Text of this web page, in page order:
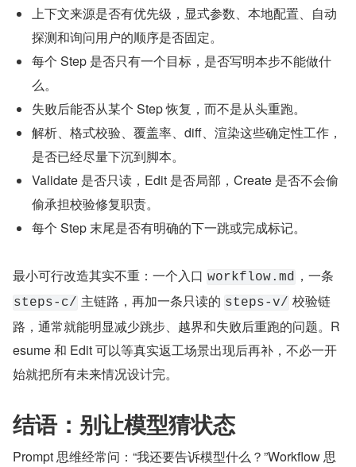
上下文来源是否有优先级，显式参数、本地配置、自动
探测和询问用户的顺序是否固定。
每个 Step 是否只有一个目标，是否写明本步不能做什
么。
失败后能否从某个 Step 恢复，而不是从头重跑。
解析、格式校验、覆盖率、diff、渲染这些确定性工作，
是否已经尽量下沉到脚本。
Validate 是否只读，Edit 是否局部，Create 是否不会偷
偷承担校验修复职责。
每个 Step 末尾是否有明确的下一跳或完成标记。
最小可行改造其实不重：一个入口 workflow.md
steps-c/ 主链路，再加一条只读的 steps-v/ 校验链
路，通常就能明显减少跳步、越界和失败后重跑的问题。R
esume 和 Edit 可以等真实返工场景出现后再补，不必一开
始就把所有未来情况设计完。
结语：别让模型猜状态
Prompt 思维经常问：“我还要告诉模型什么？”Workflow 思